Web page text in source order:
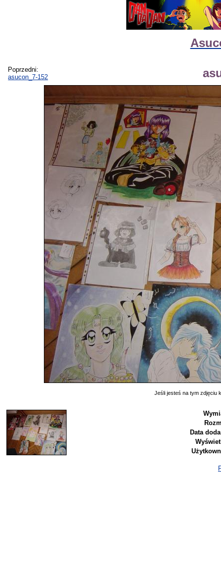
Poprzedni:
asucon_7-152
Jeśli jesteś na tym zdjęciu
Data